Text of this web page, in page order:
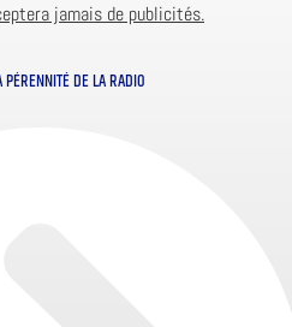
jamais de publicités.
DE LA RADIO